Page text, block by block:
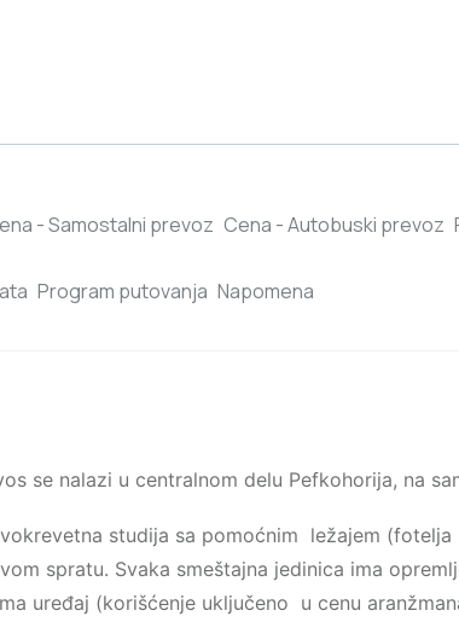
- Samostalni prevoz Cena - Autobuski prevoz
Program putovanja Napomena
se nalazi u centralnom delu Pefkohorija, na
studija sa pomoćnim ležajem (fotelja
spratu. Svaka smeštajna jedinica ima
uređaj (korišćenje uključeno u cenu